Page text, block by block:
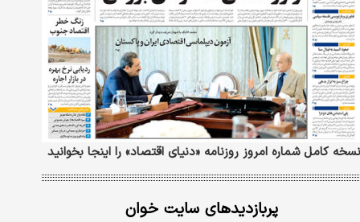
نسخه کامل شماره امروز روزنامه «دنیای‌ اقتصاد» را اینجا بخوانید
پربازدیدهای سایت خوان